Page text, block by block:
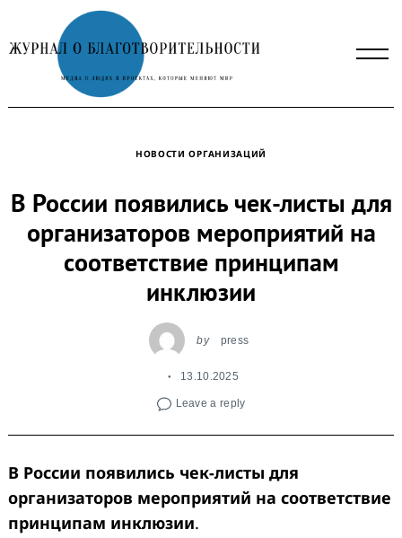
to
content
НОВОСТИ ОРГАНИЗАЦИЙ
В России появились чек-листы для
организаторов мероприятий на
соответствие принципам
инклюзии
by press
13.10.2025
Leave a reply
В России появились чек-листы для
организаторов мероприятий на соответствие
принципам инклюзии.